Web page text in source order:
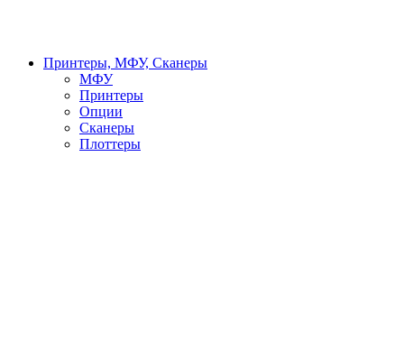
Принтеры, МФУ, Сканеры
МФУ
Принтеры
Опции
Сканеры
Плоттеры